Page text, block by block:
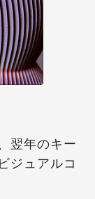
翌年のキー
ジュアルコ